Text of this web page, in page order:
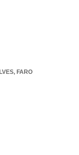
, FARO